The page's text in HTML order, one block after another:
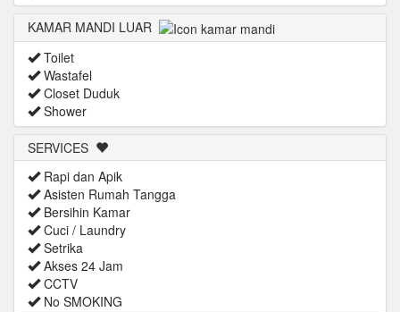
KAMAR MANDI LUAR
Toilet
Wastafel
Closet Duduk
Shower
SERVICES
Rapi dan Apik
Asisten Rumah Tangga
Bersihin Kamar
Cuci / Laundry
Setrika
Akses 24 Jam
CCTV
No SMOKING